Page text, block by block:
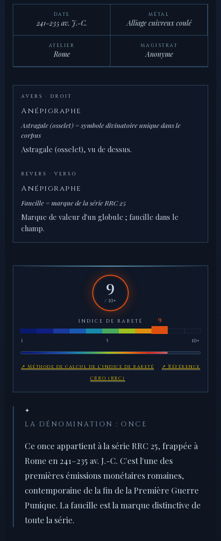
DATE
241-235 av. J.-C.
MÉTAL
Alliage cuivreux coulé
ATELIER
Rome
MAGISTRAT
Anonyme
AVERS · DROIT
Anépigraphe
Astragale (osselet) = symbole divinatoire unique dans le
corpus
Astragale (osselet), vu de dessus.
REVERS · VERSO
Anépigraphe
Faucille = marque de la série RRC 25
Marque de valeur d'un globule ; faucille dans le
champ.
9
/ 10+
INDICE DE RARETÉ
1 5 10+
↗ Méthode de calcul de l'indice de rareté
↗ Référence
CRRO (RRC)
✦
LA DÉNOMINATION : ONCE
Ce once appartient à la série RRC 25, frappée à
Rome en 241–235 av. J.-C. C'est l'une des
premières émissions monétaires romaines,
contemporaine de la fin de la Première Guerre
Punique. La faucille est la marque distinctive de
toute la série.